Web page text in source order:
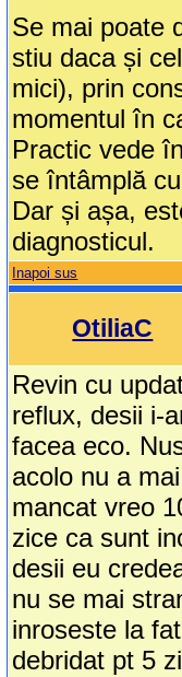
Se mai poate
stiu daca și
mici), prin
momentul în
Practic vede
se întâmplă
Dar și așa,
diagnosticul.
Inapoi sus
OtiliaC
Revin cu
reflux, desii i-
facea eco.
acolo nu a
mancat vreo
zice ca sunt
desii eu
nu se mai
inroseste la
debridat pt 5